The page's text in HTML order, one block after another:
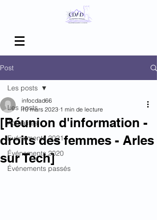
Post
Les posts
Actualités
Evénements 2021
Événements 2020
Événements passés
Les posts
[Réunion d'information -
droits des femmes - Arles
sur Tech]
infocdad66
10 mars 2023 1 min de lecture